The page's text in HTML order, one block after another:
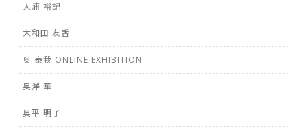
大浦 裕記
大和田 友香
奥 泰我 ONLINE EXHIBITION
奥澤 華
奥平 明子